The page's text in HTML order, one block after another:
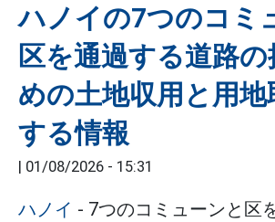
ハノイの7つのコミ
区を通過する道路
めの土地収用と用地
する情報
| 01/08/2026 - 15:31
ハノイ - 7つのコミューンと区